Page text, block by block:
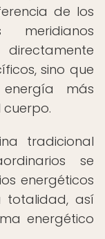
de los
meridianos
sino que
más
tradicional
se
energéticos
totalidad, así
energético